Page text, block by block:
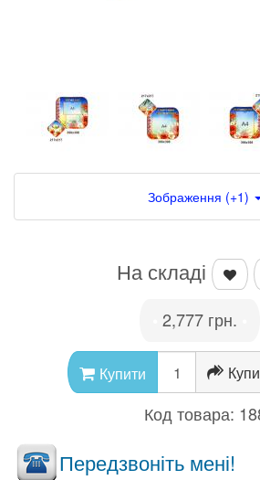
На складі
2,777 грн.
Купити
Код товара:
Передзвоніть мені!
Зображення (+1)